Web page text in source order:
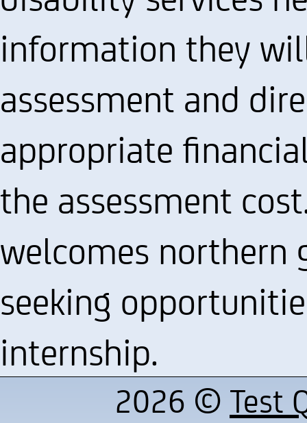
information they
assessment and
appropriate
the assessment
welcomes northern
seeking
internship.
2026 © Test